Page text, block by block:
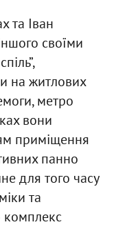
та Іван
своїми
на житлових
метро
вони
приміщення
панно
для того часу
та
комплекс